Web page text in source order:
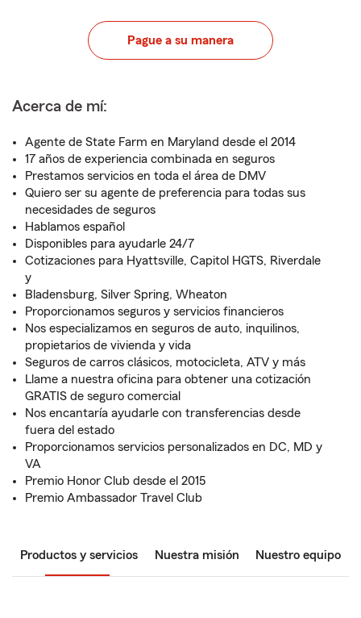
Pague a su manera
Acerca de mí:
Agente de State Farm en Maryland desde el 2014
17 años de experiencia combinada en seguros
Prestamos servicios en toda el área de DMV
Quiero ser su agente de preferencia para todas sus
necesidades de seguros
Hablamos español
Disponibles para ayudarle 24/7
Cotizaciones para Hyattsville, Capitol HGTS, Riverdale
y
Bladensburg, Silver Spring, Wheaton
Proporcionamos seguros y servicios financieros
Nos especializamos en seguros de auto, inquilinos,
propietarios de vivienda y vida
Seguros de carros clásicos, motocicleta, ATV y más
Llame a nuestra oficina para obtener una cotización
GRATIS de seguro comercial
Nos encantaría ayudarle con transferencias desde
fuera del estado
Proporcionamos servicios personalizados en DC, MD y
VA
Premio Honor Club desde el 2015
Premio Ambassador Travel Club
Productos y servicios Nuestra misión Nuestro equipo